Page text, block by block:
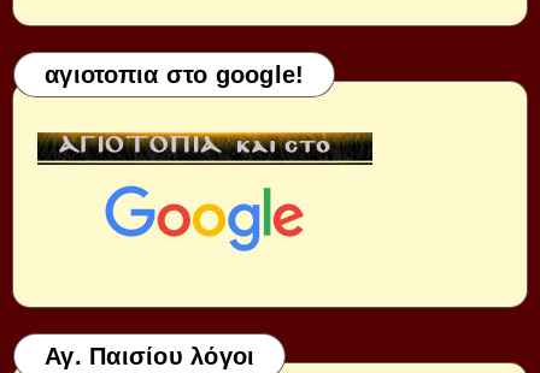
αγιοτοπια στο google!
Αγ. Παισίου λόγοι